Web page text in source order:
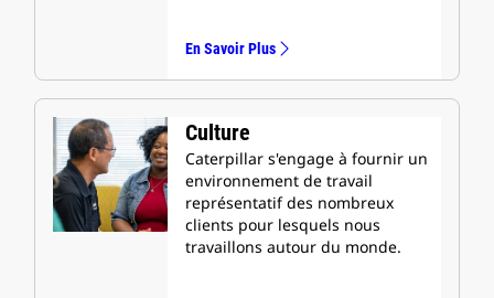
En Savoir Plus
Culture
Caterpillar s'engage à fournir un
environnement de travail
représentatif des nombreux
clients pour lesquels nous
travaillons autour du monde.